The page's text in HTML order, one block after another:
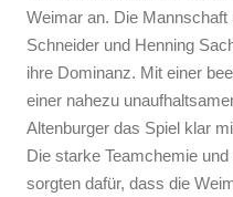
Weimar an. Die Mannschaft
Schneider und Henning
ihre Dominanz. Mit einer
einer nahezu
Altenburger das Spiel klar
Die starke Teamchemie
sorgten dafür, dass die